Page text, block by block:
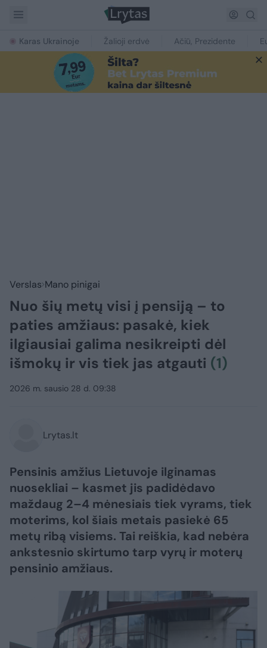
Karas Ukrainoje Žalioji erdvė Ačiū, Prezidente
Verslas Mano pinigai
Nuo šių metų visi į pensiją – to
paties amžiaus: pasakė, kiek
ilgiausiai galima nesikreipti dėl
išmokų ir vis tiek jas atgauti (1)
2026 m. sausio 28 d. 09:38
Lrytas.lt
Pensinis amžius Lietuvoje ilginamas
nuosekliai – kasmet jis padidėdavo
maždaug 2–4 mėnesiais tiek vyrams, tiek
moterims, kol šiais metais pasiekė 65
metų ribą visiems. Tai reiškia, kad nebėra
ankstesnio skirtumo tarp vyrų ir moterų
pensinio amžiaus.